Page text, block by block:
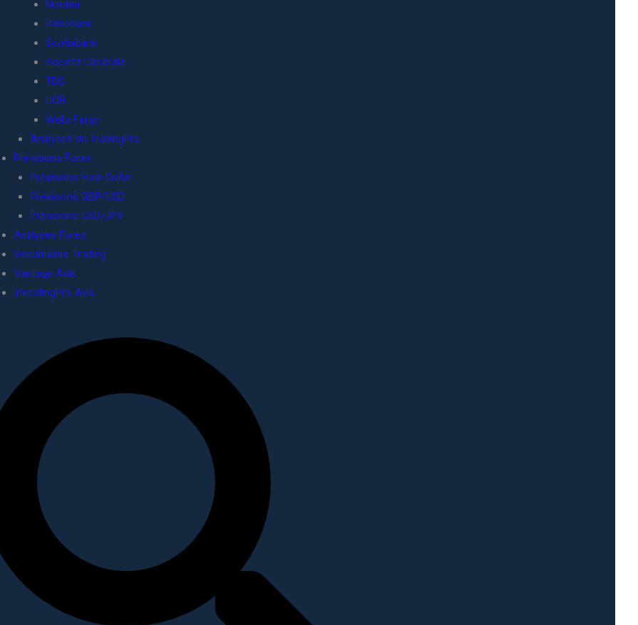
Nordea
Rabobank
Scotiabank
Société Générale
TDS
UOB
Wells Fargo
Analyses de TradingPro
Prévisions Forex
Prévisions Euro Dollar
Prévisions GBP/USD
Prévisions USD/JPY
Analyses Forex
Vocabulaire Trading
Vantage Avis
InvestingPro Avis